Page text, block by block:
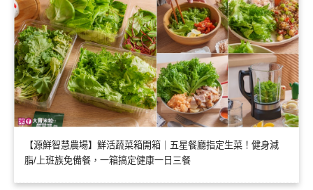
【源鮮智慧農場】鮮活蔬菜箱開箱｜五星餐廳指定生菜！健身減
脂/上班族免備餐，一箱搞定健康一日三餐